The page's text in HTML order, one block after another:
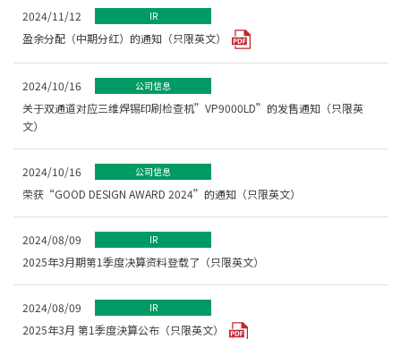
2024/11/12 IR
盈余分配（中期分红）的通知（只限英文）
2024/10/16 公司信息
关于双通道对应三维焊锡印刷检查机”VP9000LD”的发售通知（只限英
文）
2024/10/16 公司信息
荣获“GOOD DESIGN AWARD 2024”的通知（只限英文）
2024/08/09 IR
2025年3月期第1季度决算资料登载了（只限英文）
2024/08/09 IR
2025年3月 第1季度決算公布（只限英文）